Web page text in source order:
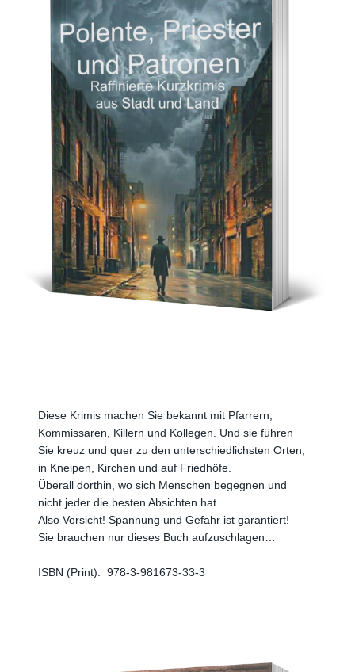
Diese Krimis machen Sie bekannt mit Pfarrern,
Kommissaren, Killern und Kollegen. Und sie führen
Sie kreuz und quer zu den unterschiedlichsten Orten,
in Kneipen, Kirchen und auf Friedhöfe.
Überall dorthin, wo sich Menschen begegnen und
nicht jeder die besten Absichten hat.
Also Vorsicht! Spannung und Gefahr ist garantiert!
Sie brauchen nur dieses Buch aufzuschlagen…
ISBN (Print): 978-3-981673-33-3